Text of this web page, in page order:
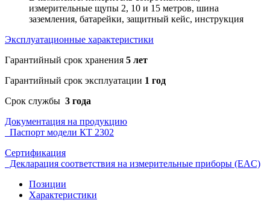
измерительные щупы 2, 10 и 15 метров, шина
заземления, батарейки, защитный кейс, инструкция
Эксплуатационные характеристики
Гарантийный срок хранения 5 лет
Гарантийный срок эксплуатации 1 год
Срок службы 3 года
Документация на продукцию
Паспорт модели КТ 2302
Сертификация
Декларация соответствия на измерительные приборы (EAC)
Позиции
Характеристики